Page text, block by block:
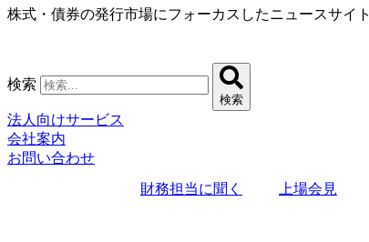
コ
ツ
に
ス
キ
ッ
株式・債券の発行市場にフォーカスしたニュースサイト
検索
検索
法人向けサービス
会社案内
お問い合わせ
財務担当に聞く
上場会見